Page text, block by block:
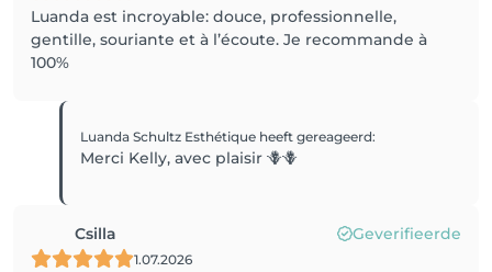
Luanda est incroyable: douce, professionnelle,
gentille, souriante et à l’écoute. Je recommande à
100%
Luanda Schultz Esthétique heeft gereageerd:
Merci Kelly, avec plaisir 🪻🪻
Csilla Geverifieerde
1.07.2026